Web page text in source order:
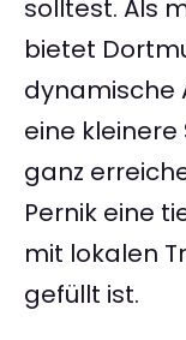
solltest. Als
bietet
dynamische
eine kleinere
ganz
Pernik eine
mit lokalen
gefüllt ist.